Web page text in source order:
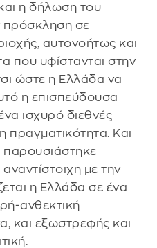
η δήλωση του
πρόσκληση σε
αυτονοήτως και
που υφίστανται στην
ώστε η Ελλάδα να
η επισπεύδουσα
ισχυρό διεθνές
πραγματικότητα. Και
με την
η Ελλάδα σε ένα
ανθεκτική
και εξωστρεφής και